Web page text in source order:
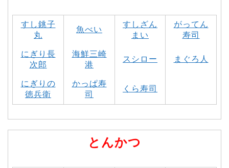
すし銚子
丸
魚べい
すしざん
まい
がってん
寿司
にぎり長
次郎
海鮮三崎
港
スシロー まぐろ人
にぎりの
徳兵衛
かっぱ寿
司
くら寿司
とんかつ